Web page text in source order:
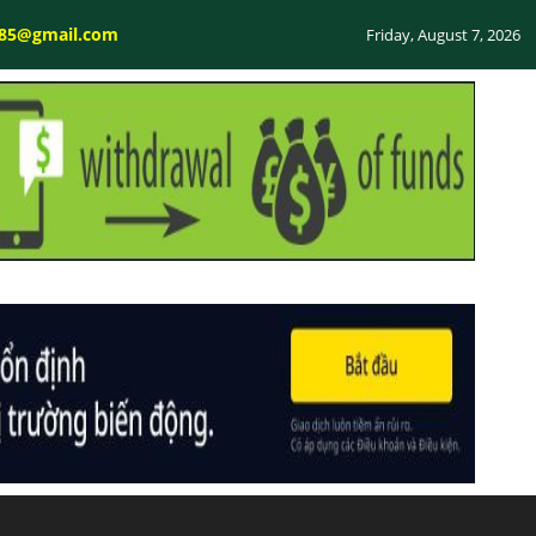
Friday, August 7, 2026